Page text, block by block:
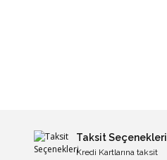
Taksit Seçenekleri
Kredi Kartlarına taksit